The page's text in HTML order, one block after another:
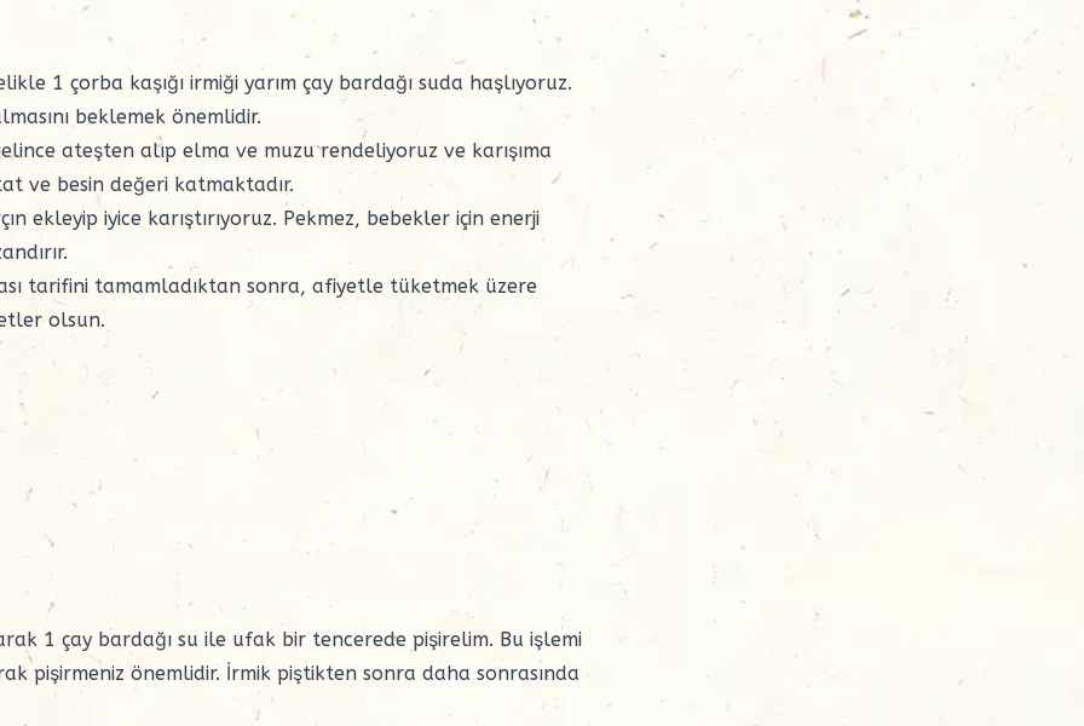
1 çorba kaşığı irmiği yarım çay bardağı suda haşlıyoruz.
beklemek önemlidir.
ateşten alıp elma ve muzu rendeliyoruz ve karışıma
ve besin değeri katmaktadır.
ekleyip iyice karıştırıyoruz. Pekmez, bebekler için enerji
tarifini tamamladıktan sonra, afiyetle tüketmek üzere
olsun.
1 çay bardağı su ile ufak bir tencerede pişirelim. Bu işlemi
pişirmeniz önemlidir. İrmik piştikten sonra daha sonrasında